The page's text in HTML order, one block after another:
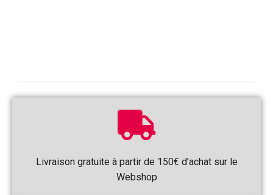
Livraison gratuite à partir de 150€ d’achat sur le
Webshop